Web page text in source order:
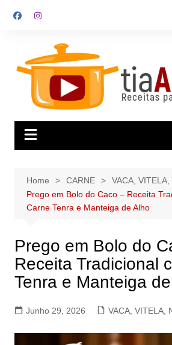
Home CARNE
VACA,
Prego em Bolo do Caco – Receita
Carne Tenra e Manteiga de Alho
Prego em Bolo do
Receita Tradicional
Tenra e Manteiga
Junho 29, 2026 VACA, VITELA,